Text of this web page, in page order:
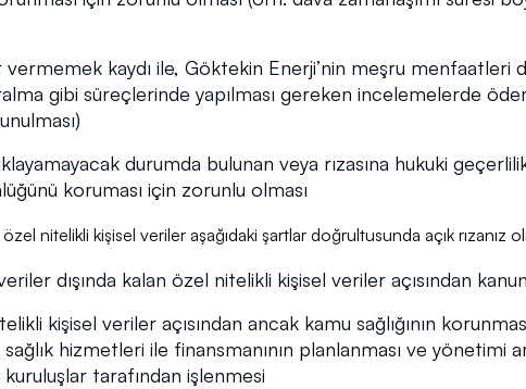
kaydı ile, Göktekin Enerji’nin meşru menfaatleri
gibi süreçlerinde yapılması gereken incelemelerde
durumda bulunan veya rızasına hukuki
koruması için zorunlu olması
nitelikli kişisel veriler aşağıdaki şartlar doğrultusunda açık rızanız
dışında kalan özel nitelikli kişisel veriler açısından
kişisel veriler açısından ancak kamu sağlığının
hizmetleri ile finansmanının planlanması ve yönetimi
tarafından işlenmesi